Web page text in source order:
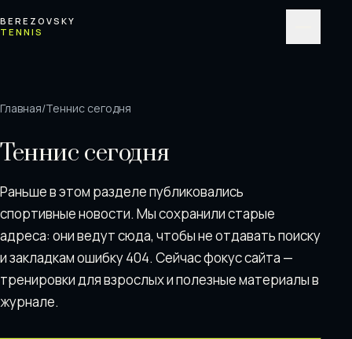
BEREZOVSKY
TENNIS
Главная/Теннис сегодня
Теннис сегодня
Раньше в этом разделе публиковались
спортивные новости. Мы сохранили старые
адреса: они ведут сюда, чтобы не отдавать поискy
и закладкам ошибку 404. Сейчас фокус сайта —
тренировки для взрослых и полезные материалы в
журнале.